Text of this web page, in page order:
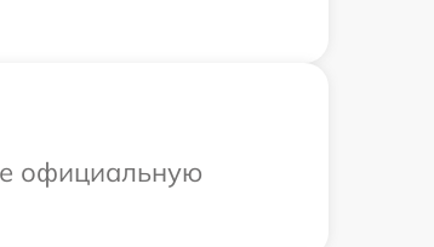
официальную